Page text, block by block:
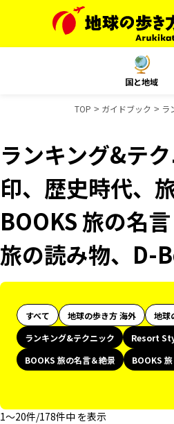
国と地域
TOP ガイドブック ラ
ランキング&テ
印、歴史時代、
BOOKS 旅の名
旅の読み物、D-
すべて 地球の歩き方 海外 地球
ランキング&テクニック
Resort
BOOKS 旅の名言＆絶景
BOOKS
1〜20件/178件中 を表示